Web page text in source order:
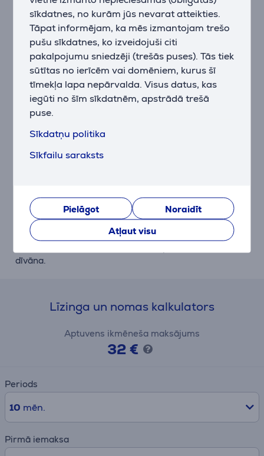
sīkdatnes, no kurām jūs nevarat atteikties.
Tāpat informējam, ka mēs izmantojam trešo
pušu sīkdatnes, ko izveidojuši citi
pakalpojumu sniedzēji (trešās puses). Tās tiek
sūtītas no ierīcēm vai domēniem, kurus šī
tīmekļa lapa nepārvalda. Visus datus, kas
iegūti no šīm sīkdatnēm, apstrādā trešā
puse.
Sīkdatņu politika
Sīkfailu saraksts
Pielāgot
Noraidīt
Atļaut visu
SmartDetails — visas nianses dzirdamas
No čīkstošām durvīm līdz tālām balsīm — šī tehnoloģija
nodrošina skaņas detalizāciju kā režisors iecerējis,
saglabājot līdzsvarotu un dzidru skanējumu.
Automātiskā kalibrēšana
Bar 300 MK2 automātiski pielāgo skaņu atbilstoši
jūsu telpai, ņemot vērā sienu un mēbeļu izvietojumu,
lai nodrošinātu optimālu 3D efektu jebkurā vidē.
HDMI eARC ports ar 4K Dolby Vision nodrošina
Pilnīga kontrole ar JBL One lietotni
Pielāgojiet ekvalaizeri, pārvaldiet savienojumus,
atjauniniet programmatūru un pārlūkojiet mūzikas
dīvāna.
Līzinga un nomas kalkulators
Aptuvens ikmēneša maksājums
32 €
Periods
10 mēn.
Pirmā iemaksa